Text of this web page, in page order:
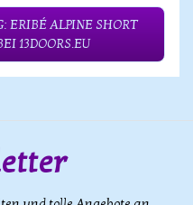
ERIBÉ ALPINE SHORT
13DOORS.EU